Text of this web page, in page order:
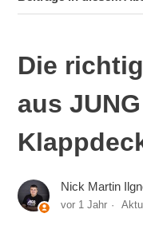
Die
aus
Nick Martin
vor 1 Jahr